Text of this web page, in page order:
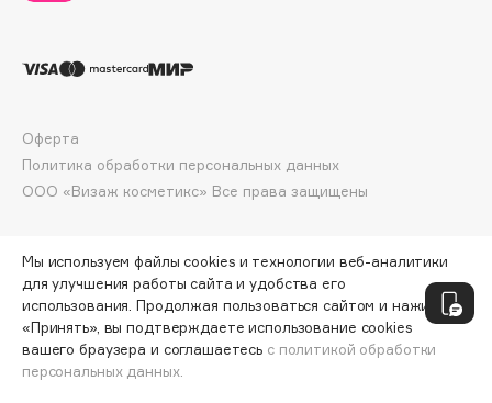
Dolomit
DP Daily Perfection
Dr. Vranjes Firenze
Dr.Jart+
DSD de Luxe
Dyson
ДОБАВИТЬ В КОРЗИНУ
ООО «Визаж косметикс» Все права защищены
Оферта
Политика обработки персональных данных
Мы используем файлы cookies и технологии веб-аналитики
для улучшения работы сайта и удобства его
использования. Продолжая пользоваться сайтом и нажимая
«Принять», вы подтверждаете использование cookies
вашего браузера и соглашаетесь с политикой обработки
персональных данных.